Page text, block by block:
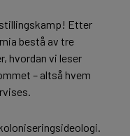
Etter
bestå av tre
hvordan vi leser
– altså hvem